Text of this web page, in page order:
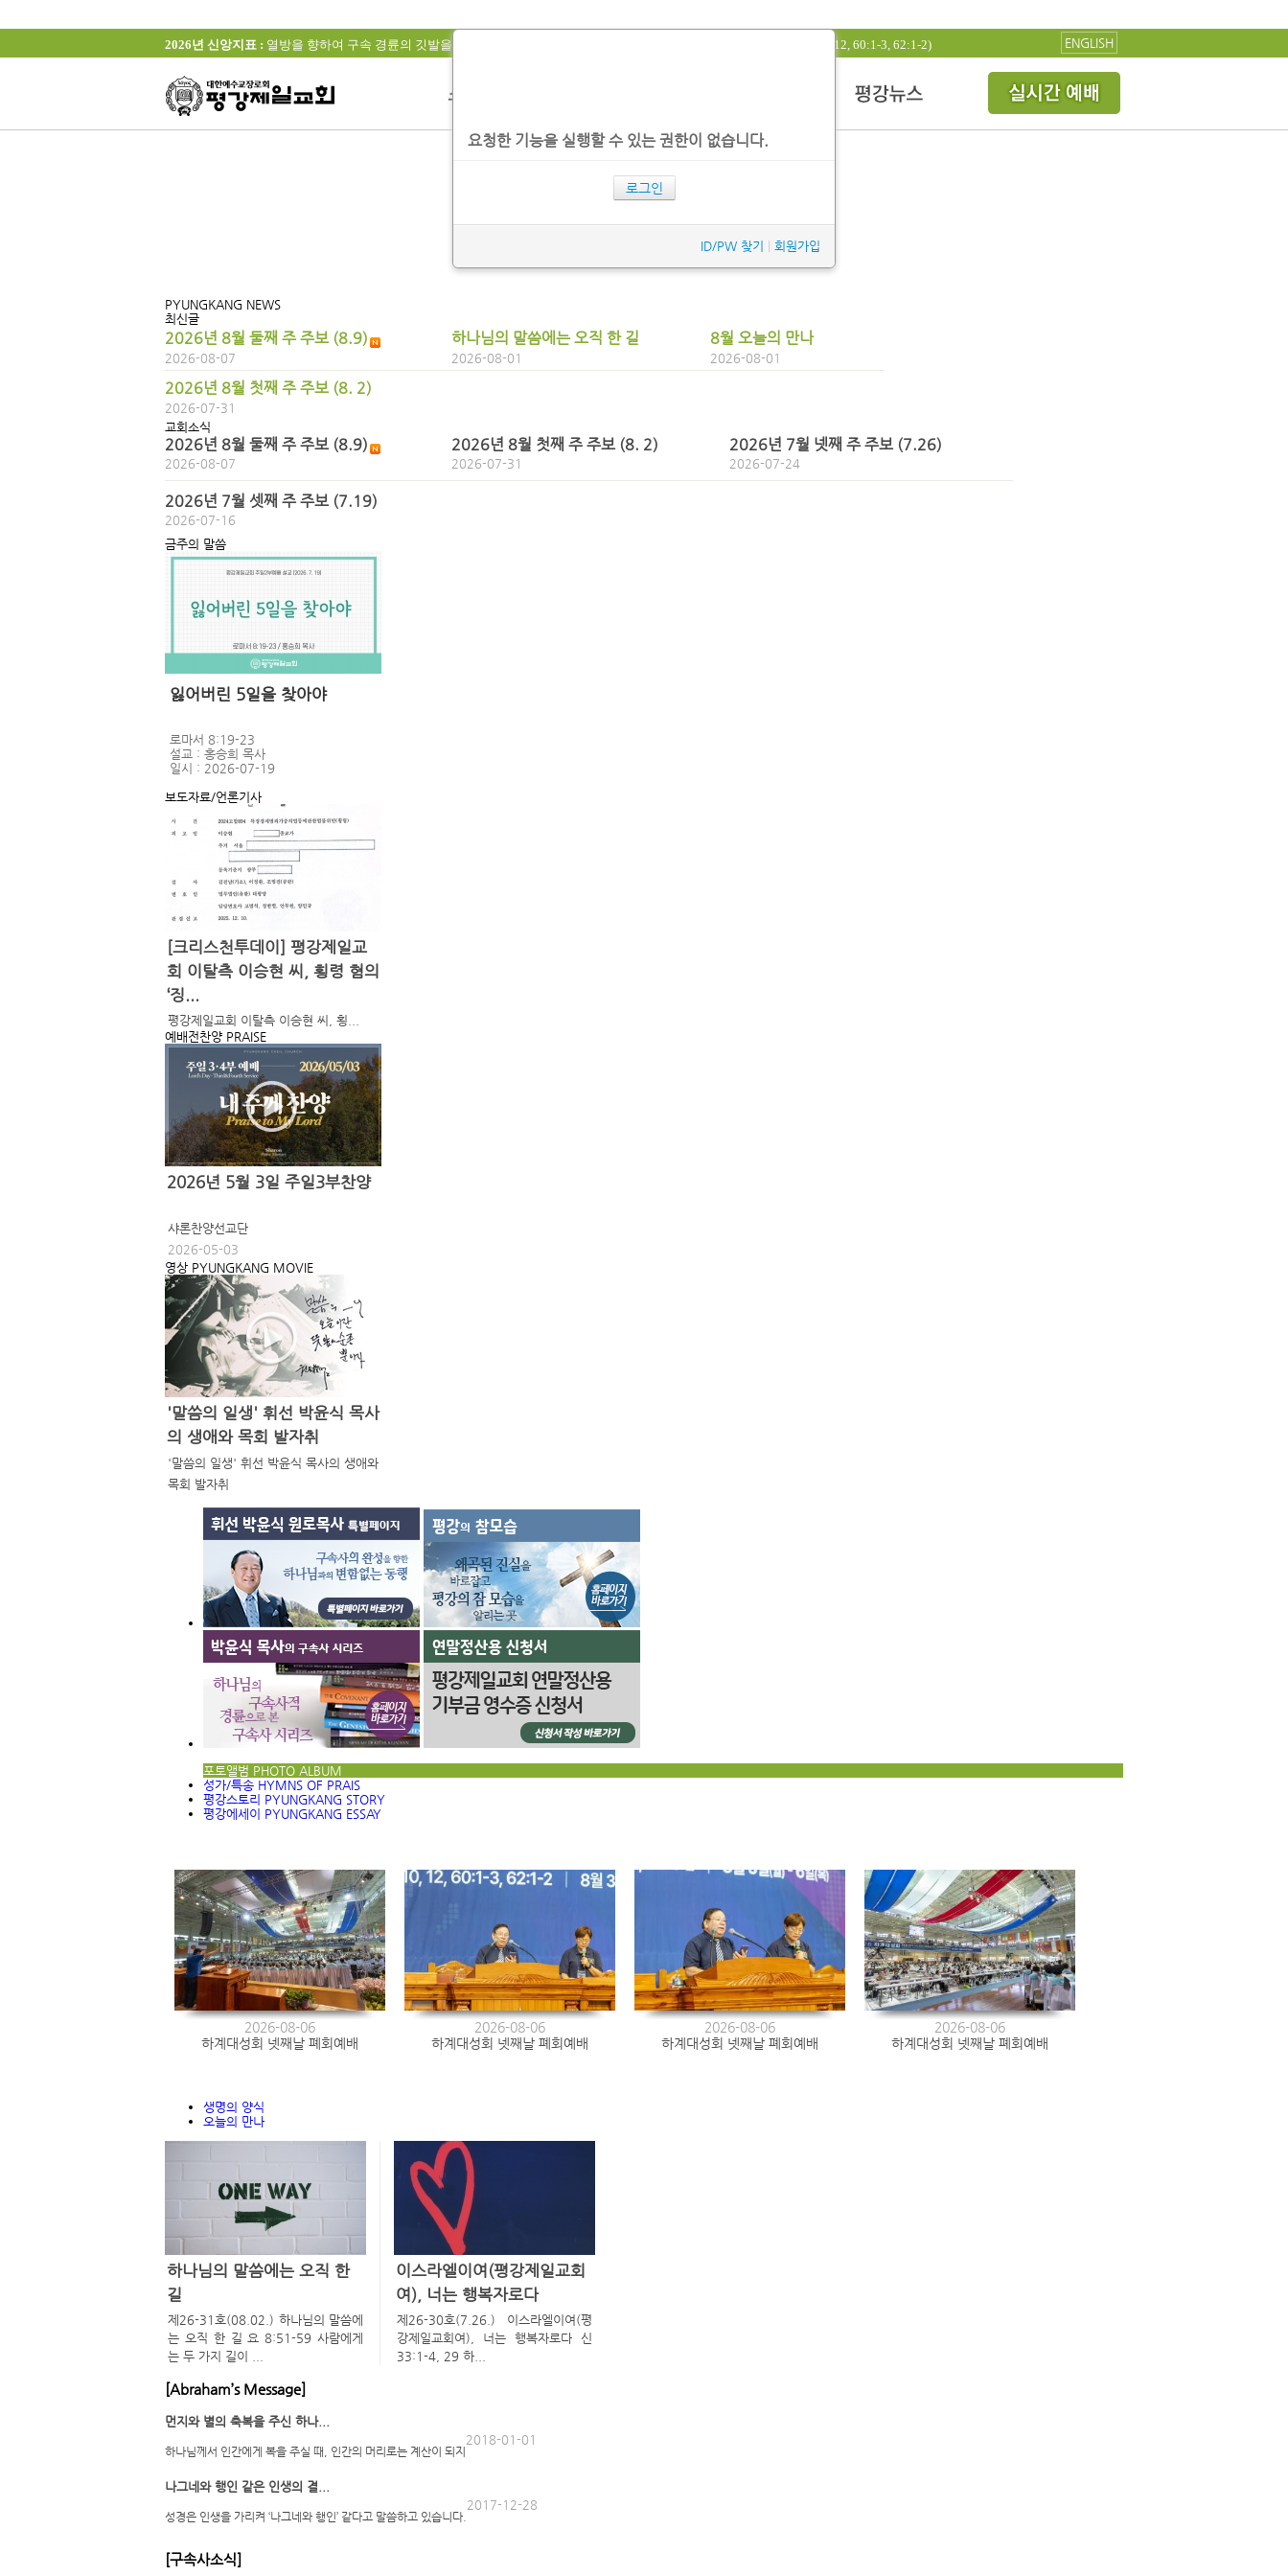
2026년 신앙지표 : 열방을 향하여 구속 경륜의 깃발을 높이 들고, 의와 영광의 빛을 발하는 교회(창 18:19, 시 89:14, 사 11:10, 12, 60:1-3, 62:1-2) ENGLISH
요청한 기능을 실행할 수 있는 권한이 없습니다.
로그인
ID/PW 찾기 회원가입
PYUNGKANG NEWS
최신글
2026년 8월 둘째 주 주보 (8.9)
2026-08-07
하나님의 말씀에는 오직 한 길
2026-08-01
8월 오늘의 만나
2026-08-01
2026년 8월 첫째 주 주보 (8. 2)
2026-07-31
교회소식
2026년 8월 둘째 주 주보 (8.9)
2026-08-07
2026년 8월 첫째 주 주보 (8. 2)
2026-07-31
2026년 7월 넷째 주 주보 (7.26)
2026-07-24
2026년 7월 셋째 주 주보 (7.19)
2026-07-16
금주의 말씀
이미지 없음
잃어버린 5일을 찾아야
로마서 8:19-23
설교 : 홍승희 목사
일시 : 2026-07-19
보도자료/언론기사
[크리스천투데이] 평강제일교
회 이탈측 이승현 씨, 횡령 혐의
‘징...
평강제일교회 이탈측 이승현 씨, 횡...
예배전찬양 PRAISE
2026년 5월 3일 주일3부찬양
샤론찬양선교단
2026-05-03
영상 PYUNGKANG MOVIE
'말씀의 일생' 휘선 박윤식 목사
의 생애와 목회 발자취
'말씀의 일생' 휘선 박윤식 목사의 생애와
목회 발자취
포토앨범 PHOTO ALBUM
성가/특송 HYMNS OF PRAIS
평강스토리 PYUNGKANG STORY
평강에세이 PYUNGKANG ESSAY
2026-08-06
하계대성회 넷째날 폐회예배
2026-08-06
하계대성회 넷째날 폐회예배
2026-08-06
하계대성회 넷째날 폐회예배
2026-08-06
하계대성회 넷째날 폐회예배
생명의 양식
오늘의 만나
하나님의 말씀에는 오직 한
길
제26-31호(08.02.) 하나님의 말씀에
는 오직 한 길 요 8:51-59 사람에게
는 두 가지 길이 ...
이스라엘이여(평강제일교회
여), 너는 행복자로다
제26-30호(7.26.) 이스라엘이여(평
강제일교회여), 너는 행복자로다 신
33:1-4, 29 하...
[Abraham’s Message]
먼지와 별의 축복을 주신 하나...
하나님께서 인간에게 복을 주실 때, 인간의 머리로는 계산이 되지
2018-01-01
나그네와 행인 같은 인생의 결...
성경은 인생을 가리켜 ‘나그네와 행인’ 같다고 말씀하고 있습니다.
2017-12-28
[구속사소식]